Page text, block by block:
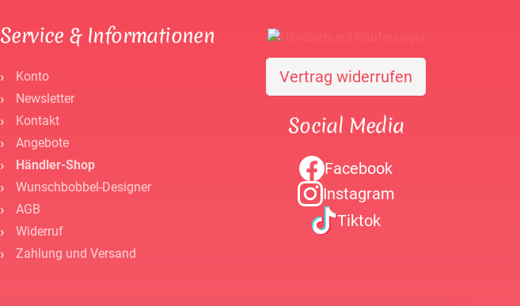
Service & Informationen
Konto
Newsletter
Kontakt
Angebote
Händler-Shop
Wunschbobbel-Designer
AGB
Widerruf
Zahlung und Versand
Vertrag widerrufen
Social Media
Facebook
Instagram
Tiktok